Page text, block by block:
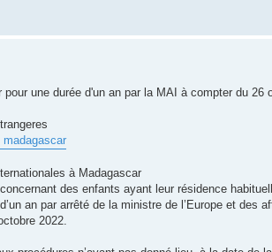
une durée d'un an par la MAI à compter du 26
à Madagascar
des enfants ayant leur résidence
an par arrêté de la ministre de l’Europe et des
2022.